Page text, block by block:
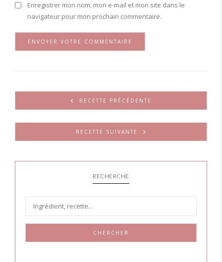
Enregistrer mon nom, mon e-mail et mon site dans le
navigateur pour mon prochain commentaire.
RECETTE PRÉCÉDENTE
RECETTE SUIVANTE
RECHERCHE
CHERCHER